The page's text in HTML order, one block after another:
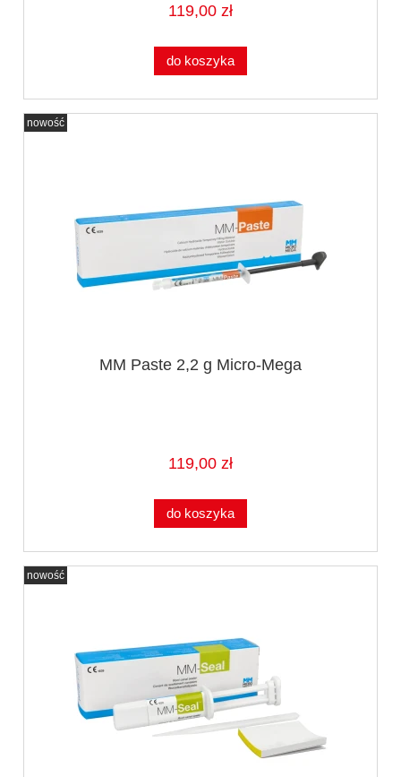
119,00 zł
do koszyka
MM Paste 2,2 g Micro-Mega
119,00 zł
do koszyka
nowość
nowość